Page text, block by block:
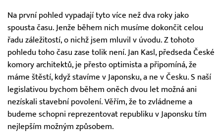
Na první pohled vypadají tyto více než dva roky jako
spousta času. Jenže během nich musíme dokončit celou
řadu záležitostí, o nichž jsem mluvil v úvodu. Z tohoto
pohledu toho času zase tolik není. Jan Kasl, předseda České
komory architektů, je přesto optimista a připomíná, že
máme štěstí, když stavíme v Japonsku, a ne v Česku. S naší
legislativou bychom během oněch dvou let možná ani
nezískali stavební povolení. Věřím, že to zvládneme a
budeme schopni reprezentovat republiku v Japonsku tím
nejlepším možným způsobem.